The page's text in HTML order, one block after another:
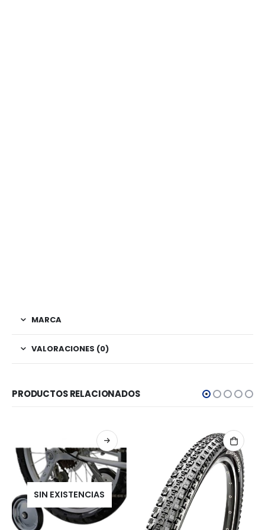
MARCA
VALORACIONES (0)
PRODUCTOS RELACIONADOS
SIN EXISTENCIAS